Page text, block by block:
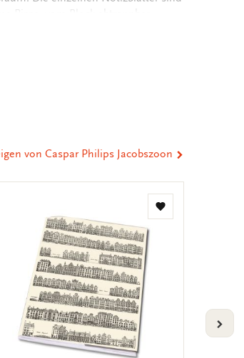
Risse, vom Block abtrennbar.
von Caspar Philips Jacobszoon
Zur